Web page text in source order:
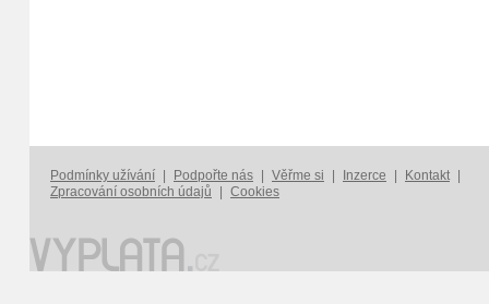
Podmínky užívání Podpořte nás Věřme si Inzerce Kontakt
Zpracování osobních údajů
Cookies